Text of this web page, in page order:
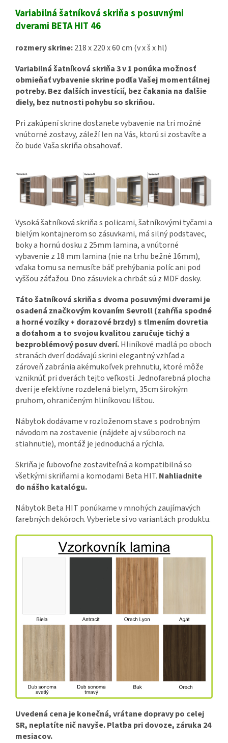
Variabilná šatníková skriňa s posuvnými
dverami BETA HIT 46
rozmery skrine:218 x 220 x 60 cm (v x š x hl)
Variabilná šatníková skriňa 3 v 1 ponúka možnosť
obmieňať vybavenie skrine podľa Vašej momentálnej
potreby. Bez ďalších investícií, bez čakania na ďalšie
diely, bez nutnosti pohybu so skriňou.
Pri zakúpení skrine dostanete vybavenie na tri možné
vnútorné zostavy, záleží len na Vás, ktorú si zostavíte a
čo bude Vaša skriňa obsahovať.
Vysoká šatníková skriňa s policami, šatníkovými tyčami a
bielým kontajnerom so zásuvkami, má silný podstavec,
boky a hornú dosku z 25mm lamina, a vnútorné
vybavenie z 18 mm lamina (nie na trhu bežné 16mm),
vďaka tomu sa nemusíte báť prehýbania políc ani pod
vyššou záťažou. Dno zásuviek a chrbát sú z MDF dosky.
Táto šatníková skriňa s dvoma posuvnými dverami je
osadená značkovým kovaním Sevroll (zahŕňa spodné
a horné vozíky + dorazové brzdy) s tlmením dovretia
a doťahom a to svojou kvalitou zaručuje tichý a
bezproblémový posuv dverí.Hliníkové madlá po oboch
stranách dverí dodávajú skrini elegantný vzhľad a
zároveň zabránia akémukoľvek prehnutiu, ktoré môže
vzniknúť pri dverách tejto veľkosti. Jednofarebná plocha
dverí je efektívne rozdelená bielym, 35cm širokým
pruhom, ohraničeným hliníkovou lištou.
Nábytok dodávame v rozloženom stave s podrobným
návodom na zostavenie (nájdete aj v súboroch na
stiahnutie), montáž je jednoduchá a rýchla.
Skriňa je ľubovoľne zostaviteľná a kompatibilná so
všetkými skriňami a komodami Beta HIT. Nahliadnite
do nášho katalógu.
Nábytok Beta HIT ponúkame v mnohých zaujímavých
farebných dekóroch. Vyberiete si vo variantách produktu.
Uvedená cena je konečná, vrátane dopravy po celej
SR, neplatíte nič navyše. Platba pri dovoze, záruka 24
mesiacov.